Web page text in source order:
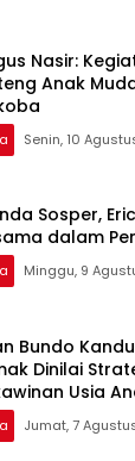
Nasir:
Anak
Senin, 10
Sosper,
dalam
Minggu, 9
Bundo
Dinilai
Usia
Jumat, 7